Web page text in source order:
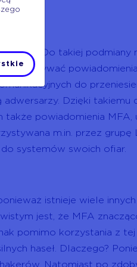
SIM. Do takiej podmiany
otrzymywać
do
Dzięki takiemu
także powiadomienia MFA,
m.in. przez grupę
systemów swoich ofiar.
istnieje wiele
jest, że MFA
pomimo korzystania z tej
haseł. Dlaczego?
Natomiast po